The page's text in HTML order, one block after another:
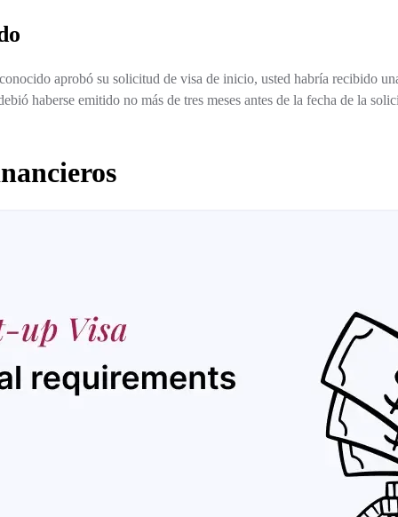
aprobó su solicitud de visa de inicio, usted habría recibido
haberse emitido no más de tres meses antes de la fecha de la